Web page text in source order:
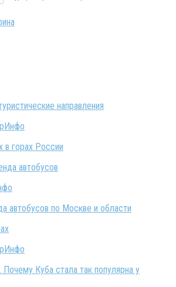
в горах России
автобусов по Москве и области
Почему Куба стала так популярна у